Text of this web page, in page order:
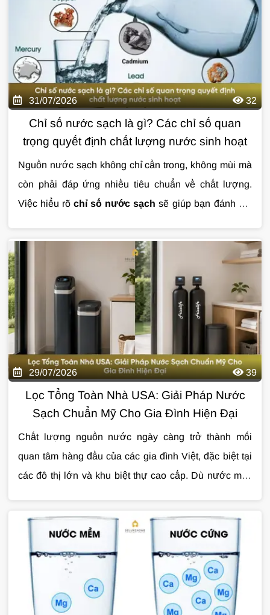
nước nhiễm vi sinh hiệu quả qua bài viết dưới đây.
31/07/2026 32
Chỉ số nước sạch là gì? Các chỉ số quan
trọng quyết định chất lượng nước sinh hoạt
Nguồn nước sạch không chỉ cần trong, không mùi mà
còn phải đáp ứng nhiều tiêu chuẩn về chất lượng.
Việc hiểu rõ chỉ số nước sạch sẽ giúp bạn đánh giá
pháp xử lý phù hợp. Trong bài viết này, hãy cùng tìm
hiểu những chỉ số quan trọng nhất và ý nghĩa của từng
thông số đối với sức khỏe cũng như cuộc sống hằng
29/07/2026 39
Lọc Tổng Toàn Nhà USA: Giải Pháp Nước
Sạch Chuẩn Mỹ Cho Gia Đình Hiện Đại
Chất lượng nguồn nước ngày càng trở thành mối
quan tâm hàng đầu của các gia đình Việt, đặc biệt tại
các đô thị lớn và khu biệt thự cao cấp. Dù nước máy
truyền tải qua đường ống vẫn có thể khiến nước phát
sinh cặn bẩn, clo dư, kim loại nặng hoặc các tạp chất
ảnh hưởng đến sức khỏe và tuổi thọ thiết bị.
nhiều gia đình lựa chọn như một giải pháp xử lý nước
toàn diện ngay từ đầu nguồn. Với công nghệ tiên tiến,
tiêu chuẩn chất lượng khắt khe cùng độ bền cao, hệ
thống mang đến nguồn nước sạch cho mọi hoạt động
sinh hoạt hằng ngày, từ tắm rửa, giặt giũ đến bảo vệ
thiết bị và cấp nước cho máy lọc uống trực tiếp.